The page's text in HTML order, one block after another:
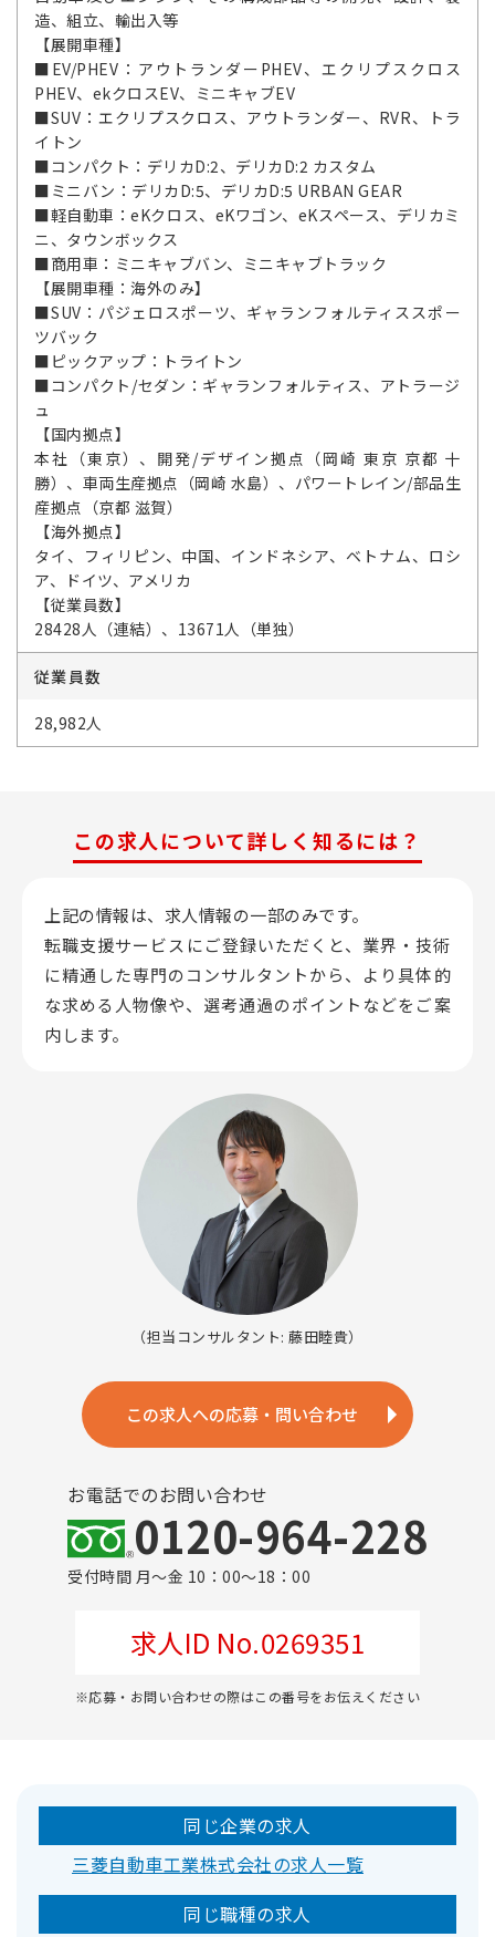
造、組立、輸出入等
【展開車種】
■EV/PHEV：アウトランダーPHEV、エクリプスクロス
PHEV、ekクロスEV、ミニキャブEV
■SUV：エクリプスクロス、アウトランダー、RVR、トラ
イトン
■コンパクト：デリカD:2、デリカD:2 カスタム
■ミニバン：デリカD:5、デリカD:5 URBAN GEAR
■軽自動車：eKクロス、eKワゴン、eKスペース、デリカミ
ニ、タウンボックス
■商用車：ミニキャブバン、ミニキャブトラック
【展開車種：海外のみ】
■SUV：パジェロスポーツ、ギャランフォルティススポー
ツバック
■ピックアップ：トライトン
■コンパクト/セダン：ギャランフォルティス、アトラージ
ュ
【国内拠点】
本社（東京）、開発/デザイン拠点（岡崎 東京 京都 十
勝）、車両生産拠点（岡崎 水島）、パワートレイン/部品生
産拠点（京都 滋賀）
【海外拠点】
タイ、フィリピン、中国、インドネシア、ベトナム、ロシ
ア、ドイツ、アメリカ
【従業員数】
28428人（連結）、13671人（単独）
従業員数
28,982人
この求人について詳しく知るには？
上記の情報は、求人情報の一部のみです。
転職支援サービスにご登録いただくと、業界・技術
に精通した専門のコンサルタントから、 より具体的
な求める人物像や、選考通過のポイントなどをご案
内します。
（担当コンサルタント: 藤田睦貴）
この求人への応募・問い合わせ
お電話でのお問い合わせ
0120-964-228
受付時間 月～金 10：00～18：00
求人ID No.0269351
※応募・お問い合わせの際はこの番号をお伝えください
同じ企業の求人
三菱自動車工業株式会社の求人一覧
同じ職種の求人